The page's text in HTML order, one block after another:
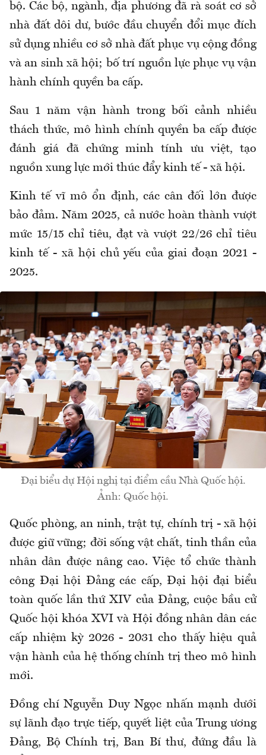
bộ. Các bộ, ngành, địa phương đã rà soát cơ sở
nhà đất dôi dư, bước đầu chuyển đổi mục đích
sử dụng nhiều cơ sở nhà đất phục vụ cộng đồng
và an sinh xã hội; bố trí nguồn lực phục vụ vận
hành chính quyền ba cấp.
Sau 1 năm vận hành trong bối cảnh nhiều
thách thức, mô hình chính quyền ba cấp được
đánh giá đã chứng minh tính ưu việt, tạo
nguồn xung lực mới thúc đẩy kinh tế - xã hội.
Kinh tế vĩ mô ổn định, các cân đối lớn được
bảo đảm. Năm 2025, cả nước hoàn thành vượt
mức 15/15 chỉ tiêu, đạt và vượt 22/26 chỉ tiêu
kinh tế - xã hội chủ yếu của giai đoạn 2021 -
2025.
Đại biểu dự Hội nghị tại điểm cầu Nhà Quốc hội.
Ảnh: Quốc hội.
Quốc phòng, an ninh, trật tự, chính trị - xã hội
được giữ vững; đời sống vật chất, tinh thần của
nhân dân được nâng cao. Việc tổ chức thành
công Đại hội Đảng các cấp, Đại hội đại biểu
toàn quốc lần thứ XIV của Đảng, cuộc bầu cử
Quốc hội khóa XVI và Hội đồng nhân dân các
cấp nhiệm kỳ 2026 - 2031 cho thấy hiệu quả
vận hành của hệ thống chính trị theo mô hình
mới.
Đồng chí Nguyễn Duy Ngọc nhấn mạnh dưới
sự lãnh đạo trực tiếp, quyết liệt của Trung ương
Đảng, Bộ Chính trị, Ban Bí thư, đứng đầu là